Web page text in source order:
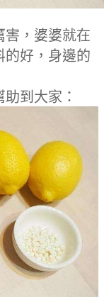
害，婆婆就在
的好，身邊的
到大家：